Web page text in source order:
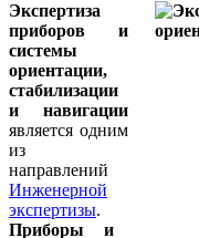
Экспертиза
приборов и
системы
ориентации,
стабилизации
и навигации
является одним
из
направлений
Инженерной
экспертизы.
Приборы и